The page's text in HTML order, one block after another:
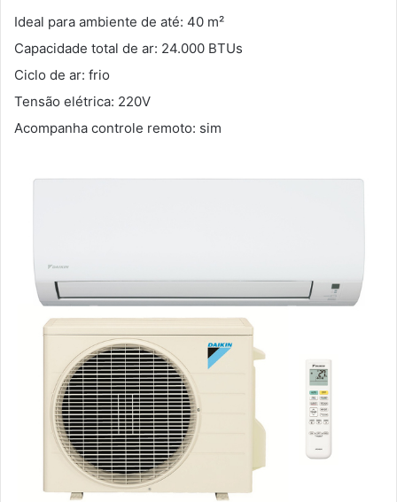
Ideal para ambiente de até: 40 m²
Capacidade total de ar: 24.000 BTUs
Ciclo de ar: frio
Tensão elétrica: 220V
Acompanha controle remoto: sim